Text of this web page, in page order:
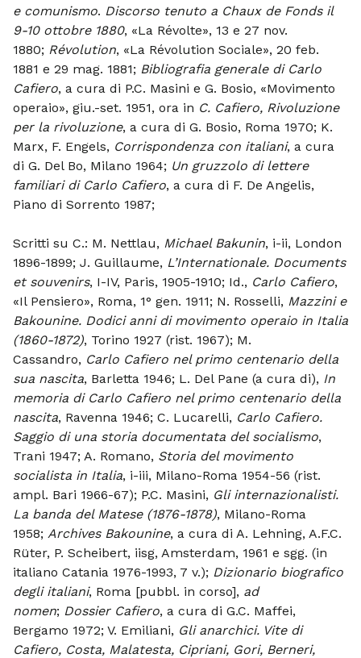
e comunismo. Discorso tenuto a Chaux de Fonds il
9-10 ottobre 1880, «La Révolte», 13 e 27 nov.
1880; Révolution, «La Révolution Sociale», 20 feb.
1881 e 29 mag. 1881; Bibliografia generale di Carlo
Cafiero, a cura di P.C. Masini e G. Bosio, «Movimento
operaio», giu.-set. 1951, ora in C. Cafiero, Rivoluzione
per la rivoluzione, a cura di G. Bosio, Roma 1970; K.
Marx, F. Engels, Corrispondenza con italiani, a cura
di G. Del Bo, Milano 1964; Un gruzzolo di lettere
familiari di Carlo Cafiero, a cura di F. De Angelis,
Piano di Sorrento 1987;
Scritti su C.: M. Nettlau, Michael Bakunin, i-ii, London
1896-1899; J. Guillaume, L’Internationale. Documents
et souvenirs, I-IV, Paris, 1905-1910; Id., Carlo Cafiero,
«Il Pensiero», Roma, 1° gen. 1911; N. Rosselli, Mazzini e
Bakounine. Dodici anni di movimento operaio in Italia
(1860-1872), Torino 1927 (rist. 1967); M.
Cassandro, Carlo Cafiero nel primo centenario della
sua nascita, Barletta 1946; L. Del Pane (a cura di), In
memoria di Carlo Cafiero nel primo centenario della
nascita, Ravenna 1946; C. Lucarelli, Carlo Cafiero.
Saggio di una storia documentata del socialismo,
Trani 1947; A. Romano, Storia del movimento
socialista in Italia, i-iii, Milano-Roma 1954-56 (rist.
ampl. Bari 1966-67); P.C. Masini, Gli internazionalisti.
La banda del Matese (1876-1878), Milano-Roma
1958; Archives Bakounine, a cura di A. Lehning, A.F.C.
Rüter, P. Scheibert, iisg, Amsterdam, 1961 e sgg. (in
italiano Catania 1976-1993, 7 v.); Dizionario biografico
degli italiani, Roma [pubbl. in corso], ad
nomen; Dossier Cafiero, a cura di G.C. Maffei,
Bergamo 1972; V. Emiliani, Gli anarchici. Vite di
Cafiero, Costa, Malatesta, Cipriani, Gori, Berneri,